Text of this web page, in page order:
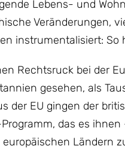
Lebens- und
Veränderungen,
instrumentalisiert: So
Rechtsruck bei der
gesehen, als
der EU gingen der
das es
Ländern